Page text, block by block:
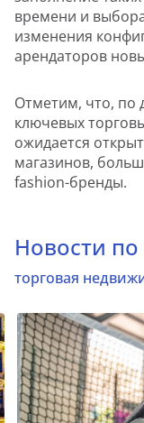
времени и
изменения
арендаторов
Отметим, что, по
ключевых
ожидается
магазинов,
fashion-бренды.
Новости
торговая